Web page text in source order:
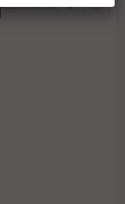
AJOUTER AU PANIER